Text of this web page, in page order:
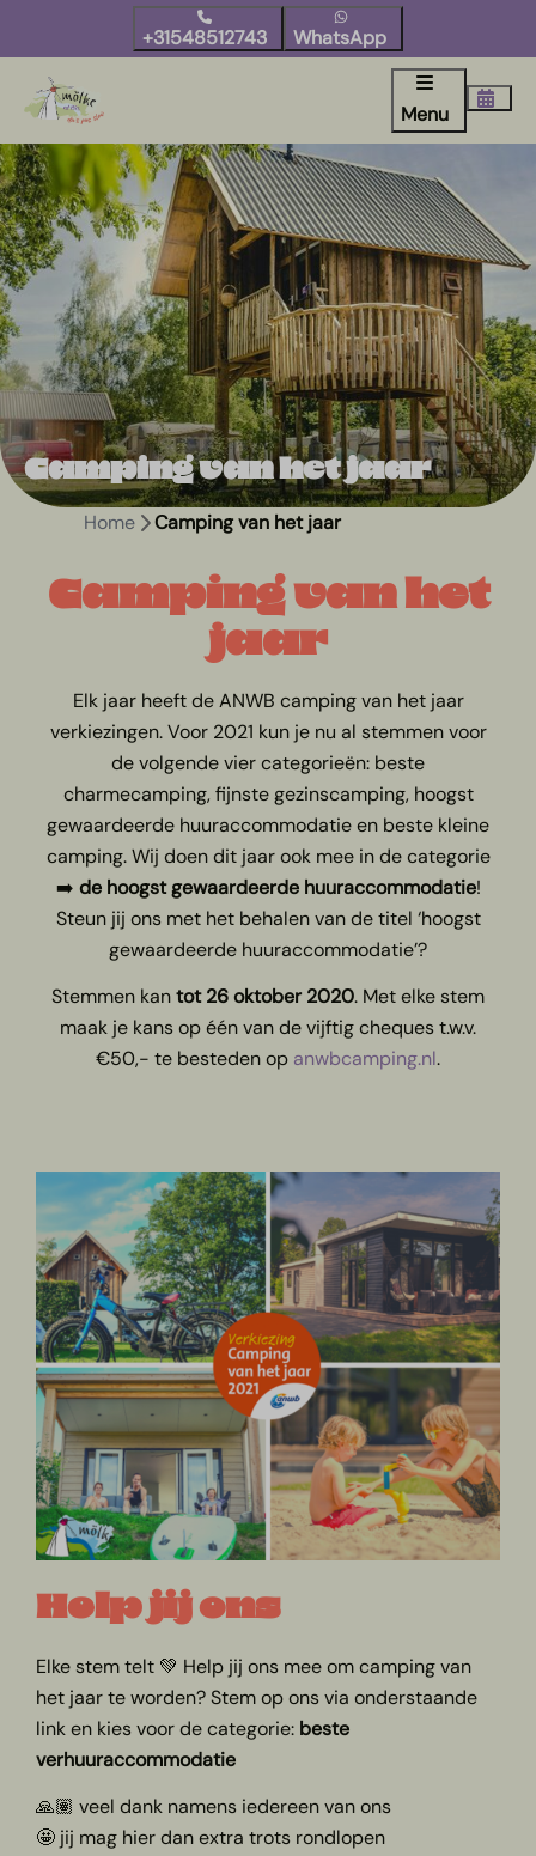
+31548512743 WhatsApp
Menu
Camping van het jaar
Home Camping van het jaar
Camping van het
jaar
Elk jaar heeft de ANWB camping van het jaar
verkiezingen. Voor 2021 kun je nu al stemmen voor
de volgende vier categorieën: beste
charmecamping, fijnste gezinscamping, hoogst
gewaardeerde huuraccommodatie en beste kleine
camping. Wij doen dit jaar ook mee in de categorie
➡️ de hoogst gewaardeerde huuraccommodatie!
Steun jij ons met het behalen van de titel ‘hoogst
gewaardeerde huuraccommodatie’?
Stemmen kantot 26 oktober 2020. Met elke stem
maak je kans op één van de vijftig cheques t.w.v.
€50,- te besteden op anwbcamping.nl.
Help jij ons
Elke stem telt 💚 Help jij ons mee om camping van
het jaar te worden? Stem op ons via onderstaande
link en kies voor de categorie: beste
verhuuraccommodatie
🙏🏽 veel dank namens iedereen van ons
🤩 jij mag hier dan extra trots rondlopen